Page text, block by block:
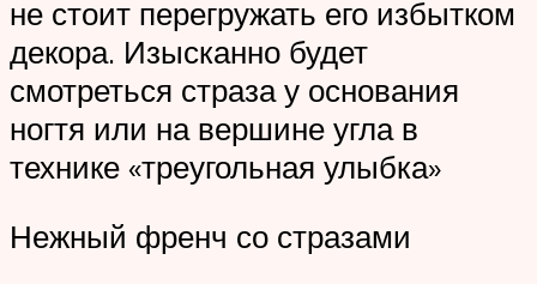
не стоит перегружать его избытком
декора. Изысканно будет
смотреться страза у основания
ногтя или на вершине угла в
технике «треугольная улыбка»
Нежный френч со стразами